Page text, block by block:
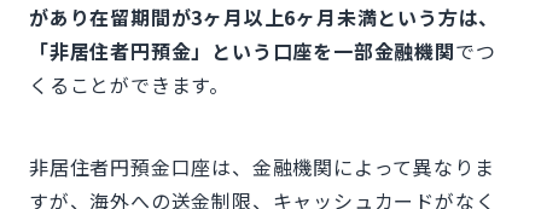
があり在留期間が3ヶ月以上6ヶ月未満という方は、
「非居住者円預金」という口座を一部金融機関でつ
くることができます。
非居住者円預金口座は、金融機関によって異なりま
すが、海外への送金制限、キャッシュカードがなく